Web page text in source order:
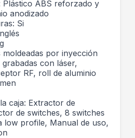
Plástico ABS reforzado y
anodizado
Si
moldeadas por inyección
con láser,
RF, roll de aluminio
caja: Extractor de
de switches, 8 switches
low profile, Manual de uso,